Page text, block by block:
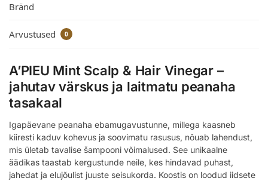
Bränd
Arvustused 0
A’PIEU Mint Scalp & Hair Vinegar –
jahutav värskus ja laitmatu peanaha
tasakaal
Igapäevane peanaha ebamugavustunne, millega kaasneb
kiiresti kaduv kohevus ja soovimatu rasusus, nõuab lahendust,
mis ületab tavalise šampooni võimalused. See unikaalne
äädikas taastab kergustunde neile, kes hindavad puhast,
jahedat ja elujõulist juuste seisukorda. Koostis on loodud iidsete